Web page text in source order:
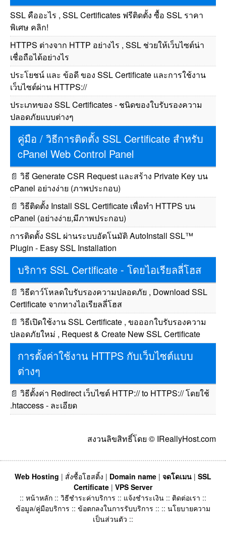
SSL คืออะไร , SSL Certificates ฟรีติดตั้ง ซื้อ SSL ราคา
พิเศษ คลิก!
HTTPS ต่างจาก HTTP อย่างไร , SSL ช่วยให้เว็บไซต์น่า
เชื่อถือได้อย่างไร
ประโยชน์ และ ข้อดี ของ SSL Certificate และการใช้งาน
เว็บไซต์ผ่าน HTTPS://
ประเภทของ SSL Certificates - ชนิดของใบรับรองความ
ปลอดภัยแบบต่างๆ
คู่มือ / วิธีการติดตั้ง SSL Certificate สำหรับ
cPanel Web Control Panel
📄 วิธี Generate CSR Request และสร้าง Private Key บน
cPanel อย่างง่าย (ภาพประกอบ)
📄 วิธีติดตั้ง Install SSL Certificate เพื่อทำ HTTPS บน
cPanel (อย่างง่าย,มีภาพประกอบ)
การติดตั้ง SSL ผ่านระบบอัตโนมัติ AutoInstall SSL™
Plugin - Easy SSL Installation
บริการ SSL Certificate - โดยไอเรียลลี่โฮส
📄 วิธีดาว์โหลดใบรับรองความปลอดภัย , Download SSL
Certificate จากทางไอเรียลลี่โฮส
📄 วิธีเปิดใช้งาน SSL Certificate , ขอออกใบรับรองความ
ปลอดภัยใหม่ , Request & Create New SSL Certificate
การตั้งค่าใช้งาน HTTPS กับเว็บไซต์แบบ
ต่างๆ
📄 วิธีตั้งค่า Redirect เว็บไซต์ HTTP:// to HTTPS:// โดยใช้
.htaccess - ละเอียด
สงวนลิขสิทธิ์โดย © IReallyHost.com
Web Hosting | สั่งซื้อโฮสติ้ง | Domain name | จดโดเมน | SSL
Certificate | VPS Server
:: หน้าหลัก :: วิธีชำระค่าบริการ :: แจ้งชำระเงิน :: ติดต่อเรา ::
ข้อมูล/คู่มือบริการ :: ข้อตกลงในการรับบริการ :: :: นโยบายความ
เป็นส่วนตัว ::